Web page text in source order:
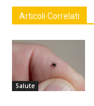
Articoli Correlati
Salute